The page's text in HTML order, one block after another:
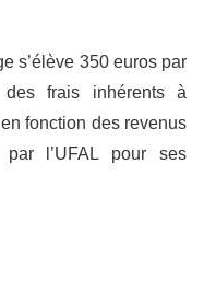
s’élève 350 euros par
des frais inhérents à
en fonction des revenus
l’UFAL pour ses